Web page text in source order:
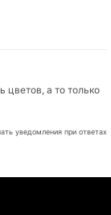
цветов, а то только